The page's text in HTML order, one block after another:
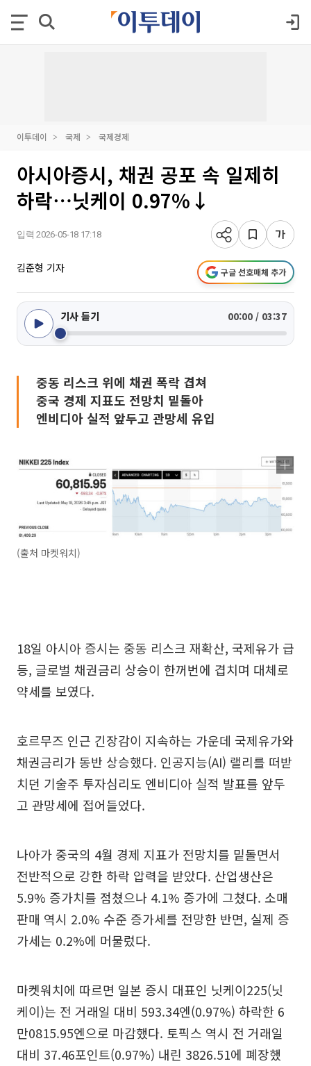
이투데이 국제 국제경제
아시아증시, 채권 공포 속 일제히
하락⋯닛케이 0.97%↓
입력 2026-05-18 17:18
김준형 기자 구글 선호매체 추가
기사 듣기 00:00 / 03:37
중동 리스크 위에 채권 폭락 겹쳐
중국 경제 지표도 전망치 밑돌아
엔비디아 실적 앞두고 관망세 유입
(출처 마켓워치)
18일 아시아 증시는 중동 리스크 재확산, 국제유가 급
등, 글로벌 채권금리 상승이 한꺼번에 겹치며 대체로
약세를 보였다.
호르무즈 인근 긴장감이 지속하는 가운데 국제유가와
채권금리가 동반 상승했다. 인공지능(AI) 랠리를 떠받
치던 기술주 투자심리도 엔비디아 실적 발표를 앞두
고 관망세에 접어들었다.
나아가 중국의 4월 경제 지표가 전망치를 밑돌면서
전반적으로 강한 하락 압력을 받았다. 산업생산은
5.9% 증가치를 점쳤으나 4.1% 증가에 그쳤다. 소매
판매 역시 2.0% 수준 증가세를 전망한 반면, 실제 증
가세는 0.2%에 머물렀다.
마켓워치에 따르면 일본 증시 대표인 닛케이225(닛
케이)는 전 거래일 대비 593.34엔(0.97%) 하락한 6
만0815.95엔으로 마감했다. 토픽스 역시 전 거래일
대비 37.46포인트(0.97%) 내린 3826.51에 폐장했